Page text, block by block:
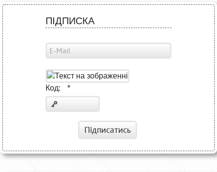
ПІДПИСКА
Код: *
Підписатись